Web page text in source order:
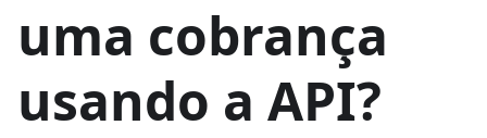
uma cobrança
usando a API?